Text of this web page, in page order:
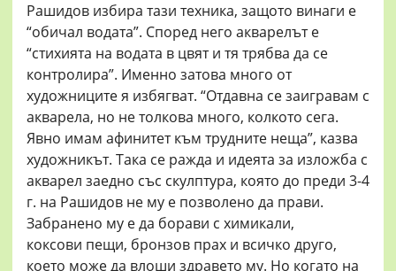
Рашидов избира тази техника, защото винаги е
“обичал водата”. Според него акварелът е
“стихията на водата в цвят и тя трябва да се
контролира”. Именно затова много от
художниците я избягват. “Отдавна се заигравам с
акварела, но не толкова много, колкото сега.
Явно имам афинитет към трудните неща”, казва
художникът. Така се ражда и идеята за изложба с
акварел заедно със скулптура, която до преди 3-4
г. на Рашидов не му е позволено да прави.
Забранено му е да борави с химикали,
коксови пещи, бронзов прах и всичко друго,
което може да влоши здравето му. Но когато на